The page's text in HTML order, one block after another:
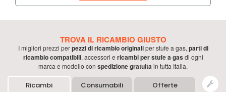
TROVA IL RICAMBIO GIUSTO
I migliori prezzi perpezzi di ricambio originaliperstufe a gas, parti di
ricambio compatibili, accessori e ricambi perstufe a gas di ogni
marca e modello con spedizione gratuitain tutta Italia.
Ricambi Consumabili Offerte